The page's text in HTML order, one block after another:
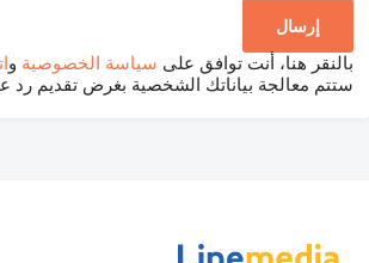
بالنقر هنا، أنت توافق على سياسة الخصوصية و
ستتم معالجة بياناتك الشخصية بغرض تقديم رد